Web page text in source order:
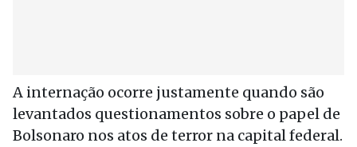
A internação ocorre justamente quando são
levantados questionamentos sobre o papel de
Bolsonaro nos atos de terror na capital federal.